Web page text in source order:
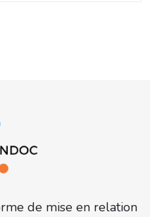
de mise en relation